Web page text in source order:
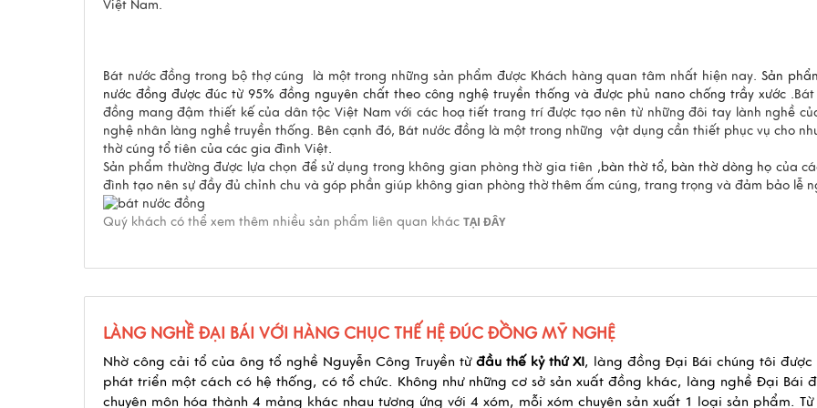
Việt Nam.
Bát nước đồng trong bộ thợ cúng là một trong những sản phẩm được Khách hàng quan tâm nhất hiện nay.Sản
nước đồng được đúc từ 95% đồng nguyên chất theo công nghệ truyền thống và được phủ nano chống trầy xước .
đồng mang đậm thiết kế của dân tộc Việt Nam với các hoạ tiết trang trí được tạo nên từ những đôi tay lành nghề
nghệ nhân làng nghề truyền thống. Bên cạnh đó, Bát nước đồng là một trong những vật dụng cần thiết phục vụ cho
thờ cúng tổ tiên của các gia đình Việt.
Sản phẩm thường được lựa chọn để sử dụng trong không gian phòng thờ gia tiên ,bàn thờ tổ, bàn thờ dòng họ của
đình tạo nên sự đầy đủ chỉnh chu và góp phần giúp không gian phòng thờ thêm ấm cúng, trang trọng và đảm bảo lễ
Quý khách có thể xem thêm nhiều sản phẩm liên quan khác TẠI ĐÂY
LÀNG NGHỀ ĐẠI BÁI VỚI HÀNG CHỤC THẾ HỆ ĐÚC ĐỒNG MỸ NGHỆ
Nhờ công cải tổ của ông tổ nghề Nguyễn Công Truyền từ đầu thế kỷ thứ XI, làng đồng Đại Bái chúng tôi được
phát triển một cách có hệ thống, có tổ chức. Không như những cơ sở sản xuất đồng khác, làng nghề Đại Bái
chuyên môn hóa thành 4 mảng khác nhau tương ứng với 4 xóm, mỗi xóm chuyên sản xuất 1 loại sản phẩm.